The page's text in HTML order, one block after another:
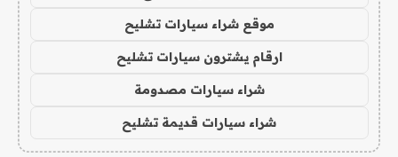
موقع شراء سيارات تشليح
ارقام يشترون سيارات تشليح
شراء سيارات مصدومة
شراء سيارات قديمة تشليح